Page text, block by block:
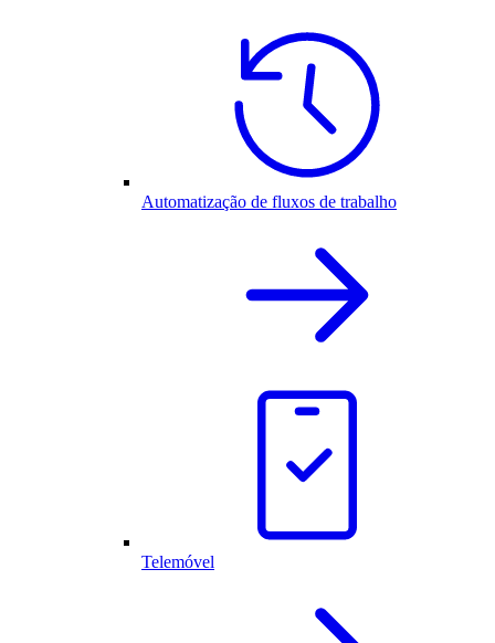
Automatização de fluxos de trabalho
Telemóvel